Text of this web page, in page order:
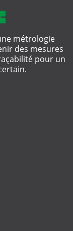
dans le
:
...
chef de
métrologie
des mesures
pour un